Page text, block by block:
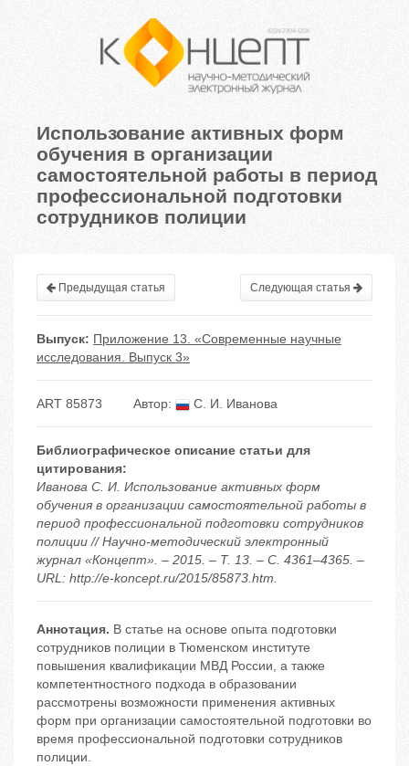
Использование активных форм
обучения в организации
самостоятельной работы в период
профессиональной подготовки
сотрудников полиции
Предыдущая статья Следующая статья
Выпуск: Приложение 13. «Современные научные
исследования. Выпуск 3»
ART 85873 Автор: С. И. Иванова
Библиографическое описание статьи для
цитирования:
Иванова С. И. Использование активных форм
обучения в организации самостоятельной работы в
период профессиональной подготовки сотрудников
полиции // Научно-методический электронный
журнал «Концепт». – 2015. – Т. 13. – С. 4361–4365. –
URL: http://e-koncept.ru/2015/85873.htm.
Аннотация. В статье на основе опыта подготовки
сотрудников полиции в Тюменском институте
повышения квалификации МВД России, а также
компетентностного подхода в образовании
рассмотрены возможности применения активных
форм при организации самостоятельной подготовки во
время профессиональной подготовки сотрудников
полиции.